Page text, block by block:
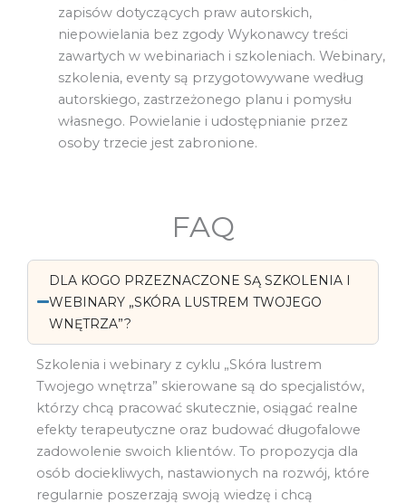
zapisów dotyczących praw autorskich,
niepowielania bez zgody Wykonawcy treści
zawartych w webinariach i szkoleniach. Webinary,
szkolenia, eventy są przygotowywane według
autorskiego, zastrzeżonego planu i pomysłu
własnego. Powielanie i udostępnianie przez
osoby trzecie jest zabronione.
FAQ
DLA KOGO PRZEZNACZONE SĄ SZKOLENIA I
WEBINARY „SKÓRA LUSTREM TWOJEGO
WNĘTRZA”?
Szkolenia i webinary z cyklu „Skóra lustrem
Twojego wnętrza” skierowane są do specjalistów,
którzy chcą pracować skutecznie, osiągać realne
efekty terapeutyczne oraz budować długofalowe
zadowolenie swoich klientów. To propozycja dla
osób dociekliwych, nastawionych na rozwój, które
regularnie poszerzają swoją wiedzę i chcą